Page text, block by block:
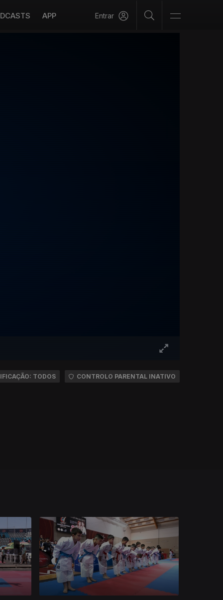
APP Entrar
TODOS CONTROLO PARENTAL INATIVO